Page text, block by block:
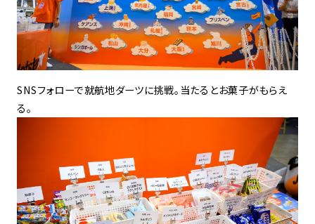
SNSフォローで就航地ダーツに挑戦。当たるとお菓子がもらえ
る。